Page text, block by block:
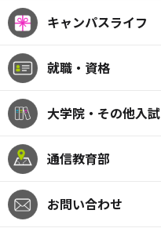
キャンパスライフ
就職・資格
大学院・その他入試
通信教育部
お問い合わせ